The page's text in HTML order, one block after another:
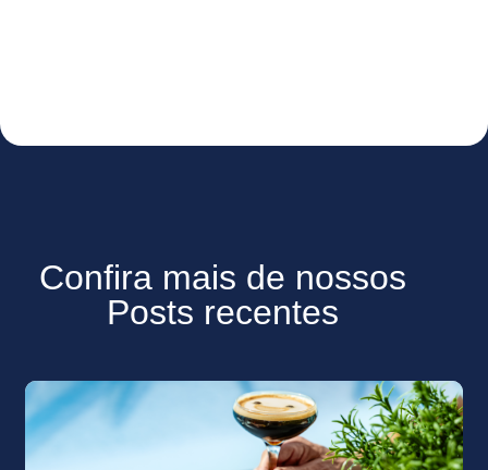
Confira mais de nossos
Posts recentes